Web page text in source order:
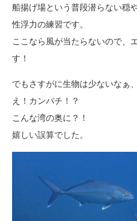
船揚げ場という普段潜らない穏
性浮力の練習です。
ここなら風が当たらないので、
す！
でもさすがに生物は少ないなぁ
え！カンパチ！？
こんな湾の奥に？！
嬉しい誤算でした。